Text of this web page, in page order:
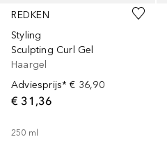
REDKEN
Styling
Sculpting Curl Gel
Haargel
Adviesprijs* € 36,90
€ 31,36
250 ml